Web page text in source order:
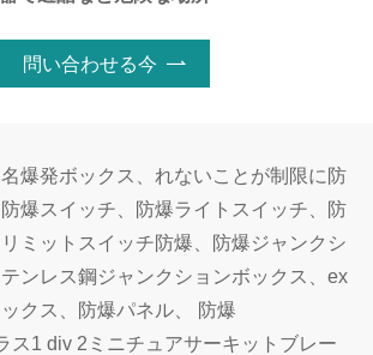
問い合わせる今 
爆発ボックス、れないことが制限に防
爆スイッチ、防爆ライトスイッチ、防
ミットスイッチ防爆、防爆ジャンクシ
ンレス鋼ジャンクションボックス、ex
クス、防爆パネル、 防爆
ス1 div 2ミニチュアサーキットブレー